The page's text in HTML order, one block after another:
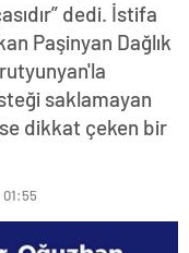
dedi. İstifa
Paşinyan Dağlık
saklamayan
dikkat çeken bir
01:55